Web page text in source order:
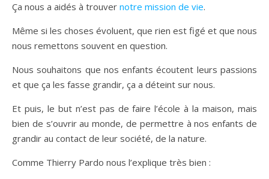
Ça nous a aidés à trouver notre mission de vie.
Même si les choses évoluent, que rien est figé et que nous
nous remettons souvent en question.
Nous souhaitons que nos enfants écoutent leurs passions
et que ça les fasse grandir, ça a déteint sur nous.
Et puis, le but n’est pas de faire l’école à la maison, mais
bien de s’ouvrir au monde, de permettre à nos enfants de
grandir au contact de leur société, de la nature.
Comme Thierry Pardo nous l’explique très bien :